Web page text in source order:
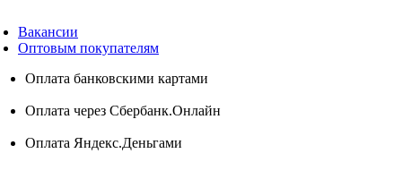
Вакансии
Оптовым покупателям
Оплата банковскими картами
Оплата через Сбербанк.Онлайн
Оплата Яндекс.Деньгами